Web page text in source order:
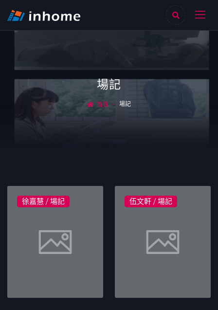
場記
首頁 場記
徐嘉慧 / 場記 伍文軒 / 場記